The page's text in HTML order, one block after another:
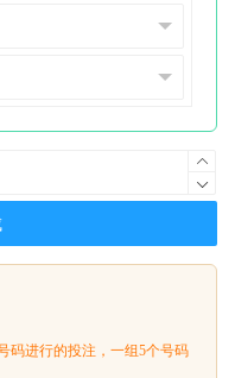
码进行的投注，一组5个号码